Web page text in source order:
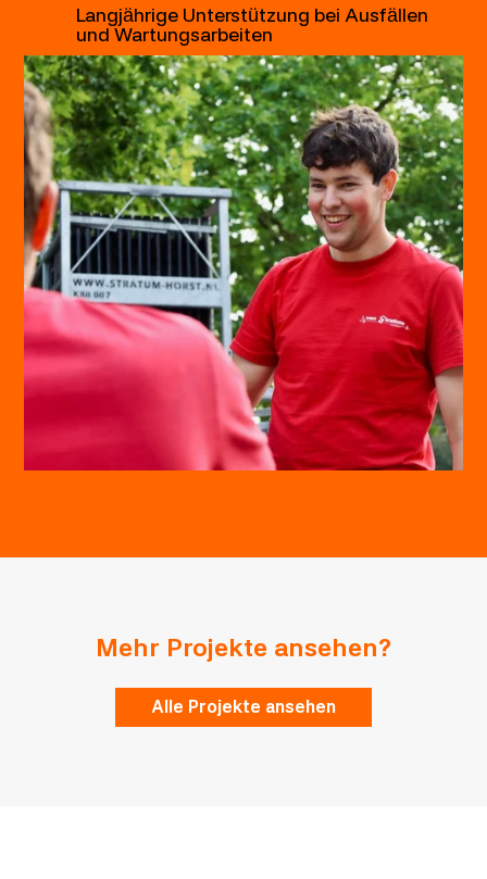
Langjährige Unterstützung bei Ausfällen
und Wartungsarbeiten
Mehr Projekte ansehen?
Alle Projekte ansehen